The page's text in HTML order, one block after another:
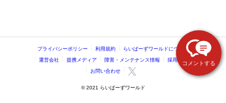
コメントする
プライバシーポリシー 利用規約 らいばーずワールドについて
運営会社 提携メディア 障害・メンテナンス情報 採用情報
お問い合わせ
©️ 2021 らいばーずワールド